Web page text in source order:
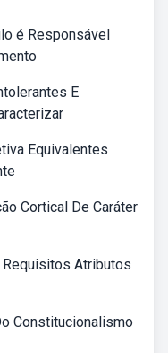
é Responsável
E
Equivalentes
Cortical De Caráter
Atributos
Constitucionalismo